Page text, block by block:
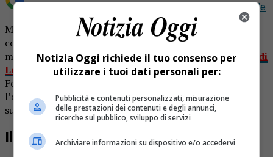
Fonte preferita su Google
Mezza Lenta dice di no alla fusione con Gattinara. A
compimento dell’impegno preso con la popolazione, il 30
marzo scorso.,è stata depositata negli uffici comunali di
Lenta, da parte dei firmatari dell’iniziativa“Non con-
Fondiamoci” la petizione che vuole impegnare
l’amministrazione comunale di Lenta a non proseguire
sulla strada della fusione con la città di Gattinara.
Il 50% dice no
Notizia Oggi richiede il tuo consenso per
utilizzare i tuoi dati personali per:
Pubblicità e contenuti personalizzati, misurazione
delle prestazioni dei contenuti e degli annunci,
ricerche sul pubblico, sviluppo di servizi
Archiviare informazioni su dispositivo e/o accedervi